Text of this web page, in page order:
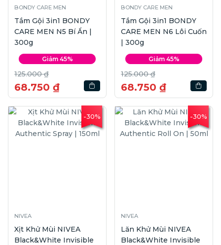
BONDY CARE MEN
Tắm Gội 3in1 BONDY
CARE MEN N5 Bí Ẩn |
300g
Giảm 45%
125.000 ₫
68.750 ₫
BONDY CARE MEN
Tắm Gội 3in1 BONDY
CARE MEN N6 Lôi Cuốn
| 300g
Giảm 45%
125.000 ₫
68.750 ₫
-30%
NIVEA
Xịt Khử Mùi NIVEA
Black&White Invisible
-30%
NIVEA
Lăn Khử Mùi NIVEA
Black&White Invisible